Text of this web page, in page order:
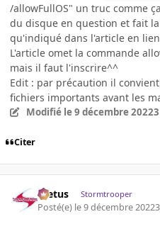
/allowFullOS" un truc comme
du disque en question et fait
qu'indiqué dans l'article en
L'article omet la commande
mais il faut l'inscrire^^
Edit : par précaution il
fichiers importants avant les
Modifié le 9 décembre 2022
Citer
foetus Stormtrooper
Posté(e) le 9 décembre 2022